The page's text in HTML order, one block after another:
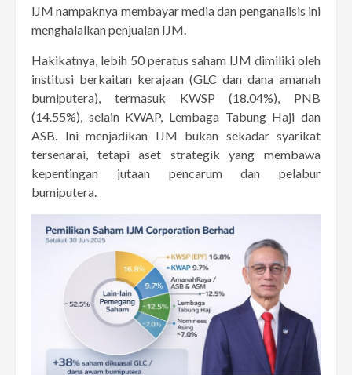
IJM nampaknya membayar media dan penganalisis ini
menghalalkan penjualan IJM.
Hakikatnya, lebih 50 peratus saham IJM dimiliki oleh
institusi berkaitan kerajaan (GLC dan dana amanah
bumiputera), termasuk KWSP (18.04%), PNB
(14.55%), selain KWAP, Lembaga Tabung Haji dan
ASB. Ini menjadikan IJM bukan sekadar syarikat
tersenarai, tetapi aset strategik yang membawa
kepentingan jutaan pencarum dan pelabur
bumiputera.